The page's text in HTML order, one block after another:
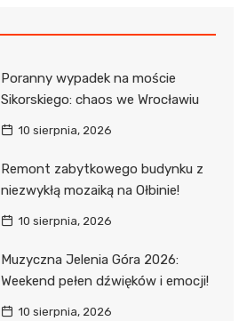
Poranny wypadek na moście
Sikorskiego: chaos we Wrocławiu
10 sierpnia, 2026
Remont zabytkowego budynku z
niezwykłą mozaiką na Ołbinie!
10 sierpnia, 2026
Muzyczna Jelenia Góra 2026:
Weekend pełen dźwięków i emocji!
10 sierpnia, 2026